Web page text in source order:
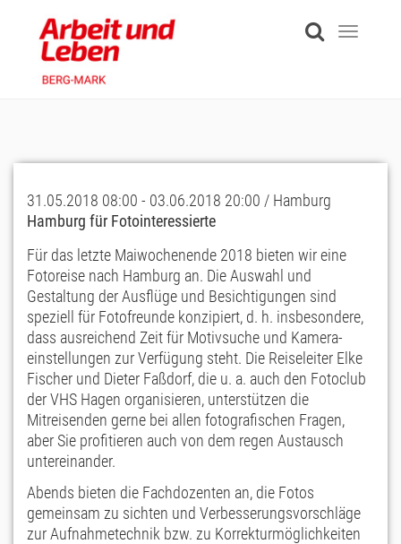
content
Toggle
31.05.2018 08:00 - 03.06.2018 20:00 / Hamburg
Hamburg für Fotointeressierte
Für das letzte Maiwochenende 2018 bieten wir eine
Fotoreise nach Hamburg an. Die Auswahl und
Gestaltung der Ausflüge und Besichtigungen sind
speziell für Fotofreunde konzipiert, d. h. insbesondere,
dass ausreichend Zeit für Motivsuche und Kamera­
einstellungen zur Verfügung steht. Die Reiseleiter Elke
Fischer und Dieter Faßdorf, die u. a. auch den Fotoclub
der VHS Hagen organisieren, unterstützen die
Mitreisenden gerne bei allen fotografischen Fragen,
aber Sie profitieren auch von dem regen Austausch
untereinander.
Abends bieten die Fachdozenten an, die Fotos
gemeinsam zu sichten und Verbesserungsvorschläge
zur Aufnahmetechnik bzw. zu Korrekturmöglichkeiten